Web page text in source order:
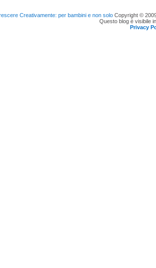
Creativamente: per bambini e non solo Copyright ©
Questo blog è visibile
Privacy